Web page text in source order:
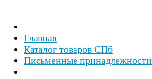
Главная
Каталог товаров СПб
Письменные принадлежности